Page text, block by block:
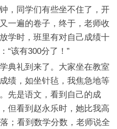
，同学们有些坐不住了，开
一遍的卷子，终于，老师收
学时，班里有对自己成绩十
“该有300分了！”
礼到来了。大家坐在教室
绩，如坐针毡，我焦急地等
先是语文，看到自己的成
但看到赵永乐时，她比我高
；看到数学分数，老师说全